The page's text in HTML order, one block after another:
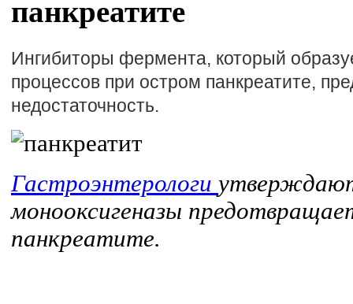
панкреатите
Ингибиторы фермента, который
процессов при остром панкреатите,
недостаточность.
Гастроэнтерологи
монооксигеназы
панкреатите.